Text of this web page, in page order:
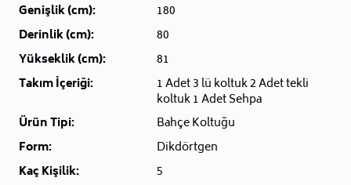
Genişlik (cm):
180
Derinlik (cm):
80
Yükseklik (cm):
81
Takım İçeriği:
1 Adet 3 lü koltuk 2 Adet tekli
koltuk 1 Adet Sehpa
Ürün Tipi:
Bahçe Koltuğu
Form:
Dikdörtgen
Kaç Kişilik:
5